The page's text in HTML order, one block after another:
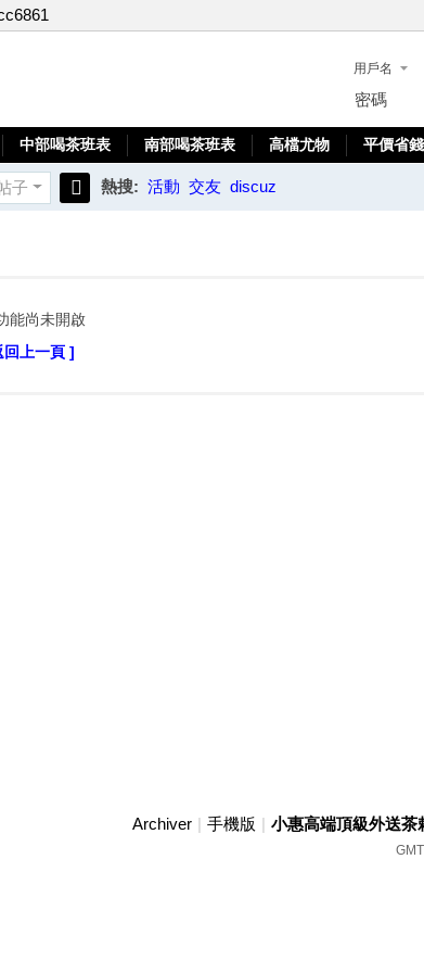
用戶名
密碼
中部喝茶班表 南部喝茶班表 高檔尤物 平價省
子 熱搜: 活動 交友 discuz
能尚未開啟
上一頁 ]
Archiver | 手機版 | 小惠高端頂級外送